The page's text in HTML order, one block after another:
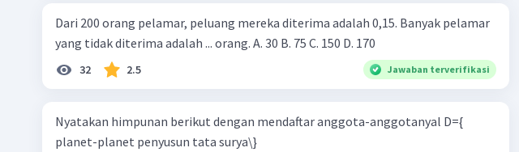
Dari 200 orang pelamar, peluang mereka diterima adalah 0,15. Banyak pelamar
yang tidak diterima adalah ... orang. A. 30 B. 75 C. 150 D. 170
32 2.5 Jawaban terverifikasi
Nyatakan himpunan berikut dengan mendaftar anggota-anggotanyal D={
planet-planet penyusun tata surya\}